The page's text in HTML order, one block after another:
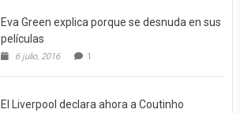
Eva Green explica porque se desnuda en sus
películas
6 julio, 2016 1
El Liverpool declara ahora a Coutinho